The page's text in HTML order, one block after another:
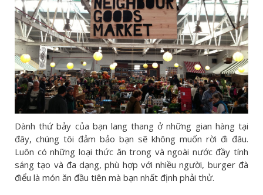
Dành thứ bảy của bạn lang thang ở những gian hàng tại
đây, chúng tôi đảm bảo bạn sẽ không muốn rời đi đâu.
Luôn có những loại thức ăn trong và ngoài nước đầy tính
sáng tạo và đa dạng, phù hợp với nhiều người, burger đà
điểu là món ăn đầu tiên mà bạn nhất định phải thử.